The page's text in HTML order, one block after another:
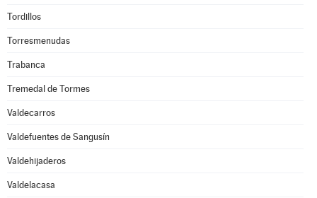
Tordillos
Torresmenudas
Trabanca
Tremedal de Tormes
Valdecarros
Valdefuentes de Sangusín
Valdehijaderos
Valdelacasa